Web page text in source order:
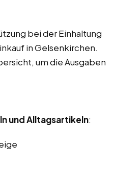
bei der Einhaltung
in Gelsenkirchen.
um die Ausgaben
und Alltagsartikeln: